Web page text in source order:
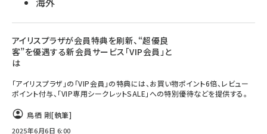
アイリスプラザが会員特典を刷新、“超優良
客”を優遇する新会員サービス「VIP会員」と
は
「アイリスプラザ」の「VIP会員」の特典には、お買い物ポイント6倍、レビュー
ポイント付与、「VIP専用シークレットSALE」への特別優待などを提供する。
鳥栖 剛[執筆]
2025年6月6日 6:00